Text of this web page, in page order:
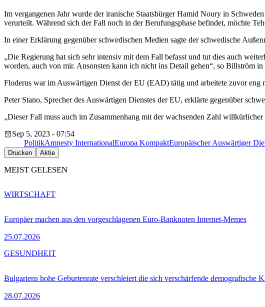
Im vergangenen Jahr wurde der iranische Staatsbürger Hamid Noury in
verurteilt. Während sich der Fall noch in der Berufungsphase befindet, möchte
In einer Erklärung gegenüber schwedischen Medien sagte der schwedische
„Die Regierung hat sich sehr intensiv mit dem Fall befasst und tut dies auch
worden, auch von mir. Ansonsten kann ich nicht ins Detail gehen“, so Billström
Floderus war im Auswärtigen Dienst der EU (EAD) tätig und arbeitete zuvor eng
Peter Stano, Sprecher des Auswärtigen Dienstes der EU, erklärte gegenüber
„Dieser Fall muss auch im Zusammenhang mit der wachsenden Zahl
Sep 5, 2023 - 07:54
PolitikAmnesty InternationalEuropa KompaktEuropäischer Auswärtiger
Drucken Aktie
MEIST GELESEN
Europäer machen aus den vorgeschlagenen Euro-Banknoten Internet-Memes
25.07.2026
WIRTSCHAFT
Bulgariens hohe Geburtenrate verschleiert die sich verschärfende demografische
28.07.2026
GESUNDHEIT